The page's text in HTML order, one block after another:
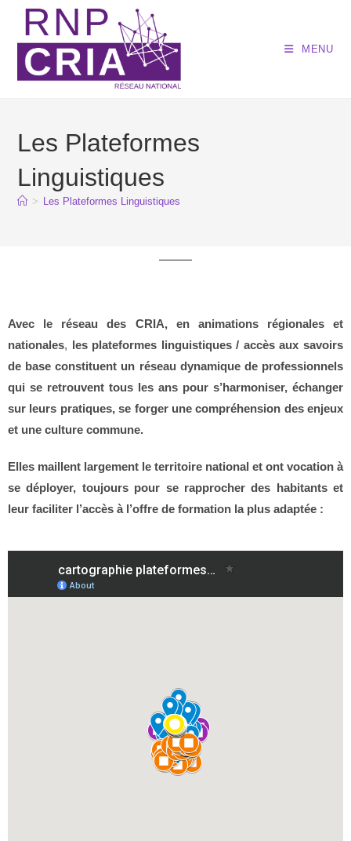
MENU
Les Plateformes
Linguistiques
> Les Plateformes Linguistiques
Avec le réseau des CRIA, en animations régionales et
nationales, les plateformes linguistiques / accès aux savoirs
de base constituent un réseau dynamique de professionnels
qui se retrouvent tous les ans pour s’harmoniser, échanger
sur leurs pratiques, se forger une compréhension des enjeux
et une culture commune.
Elles maillent largement le territoire national et ont vocation à
se déployer, toujours pour se rapprocher des habitants et
leur faciliter l’accès à l’offre de formation la plus adaptée :